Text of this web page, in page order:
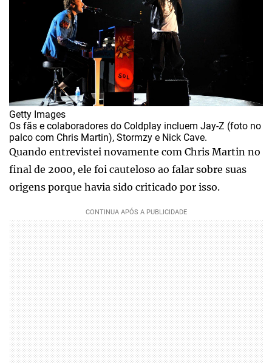
Getty Images
Os fãs e colaboradores do Coldplay incluem Jay-Z (foto no
palco com Chris Martin), Stormzy e Nick Cave.
Quando entrevistei novamente com Chris Martin no
final de 2000, ele foi cauteloso ao falar sobre suas
origens porque havia sido criticado por isso.